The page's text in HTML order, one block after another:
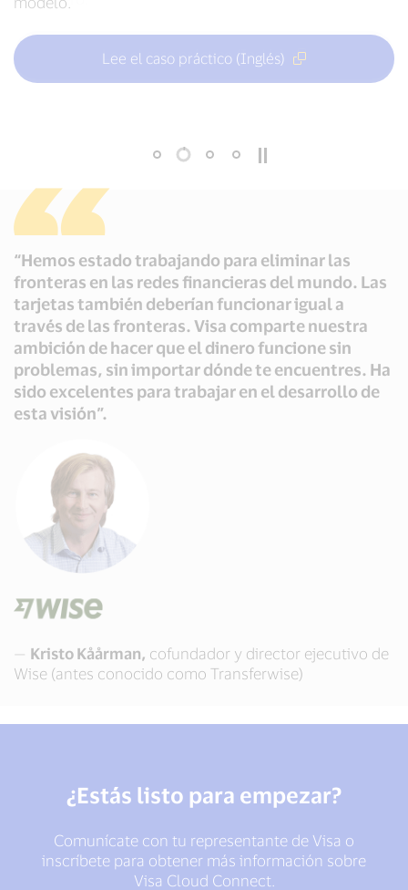
Lee el caso práctico (Inglés)
Lee el caso práctico (Inglés)
Lee el caso práctico (Inglés)
“Hemos estado trabajando para eliminar las
fronteras en las redes financieras del mundo. Las
tarjetas también deberían funcionar igual a
través de las fronteras. Visa comparte nuestra
ambición de hacer que el dinero funcione sin
problemas, sin importar dónde te encuentres. Ha
sido excelentes para trabajar en el desarrollo de
esta visión”.
Kristo Kåårman, cofundador y director ejecutivo de
Wise (antes conocido como Transferwise)
¿Estás listo para empezar?
Comunícate con tu representante de Visa o
inscríbete para obtener más información sobre
Visa Cloud Connect.